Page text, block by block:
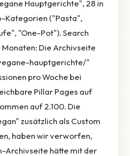
Hauptgerichte", 28 in
Kategorien ("Pasta",
"One-Pot"). Search
Die Archivseite
hauptgerichte/"
pro Woche bei
Pillar Pages auf
auf 2.100. Die
zusätzlich als Custom
haben wir verworfen,
Archivseite hätte mit der